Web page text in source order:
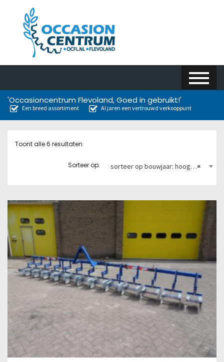
'Occasioncentrum Flevoland, Goed in gebruikt!'
Een breed assortiment Al jaren een vertrouwd verkooppunt
Toont alle 6 resultaten
Sorteer op: ×
sorteer op bouwjaar: hoog naar laag